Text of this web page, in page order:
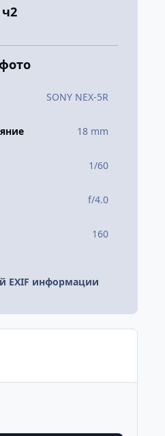
SONY NEX-5R
18 mm
1/60
f/4.0
160
EXIF информации